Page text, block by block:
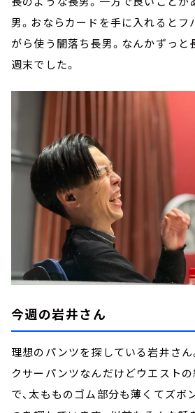
男。おならカードを手に入れるとフ
がら使う闇落ち長男。なんかずっと
週末でした。
今週の岩井さん
理想のパンツを探している岩井さ
クサーパンツなんだけどウエスト
で、太もものゴム部分も薄くてズボ